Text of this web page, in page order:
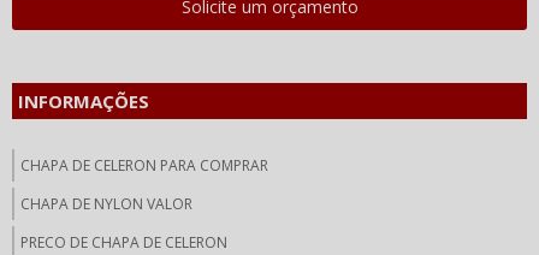
Solicite um orçamento
INFORMAÇÕES
CHAPA DE CELERON PARA COMPRAR
CHAPA DE NYLON VALOR
PRECO DE CHAPA DE CELERON